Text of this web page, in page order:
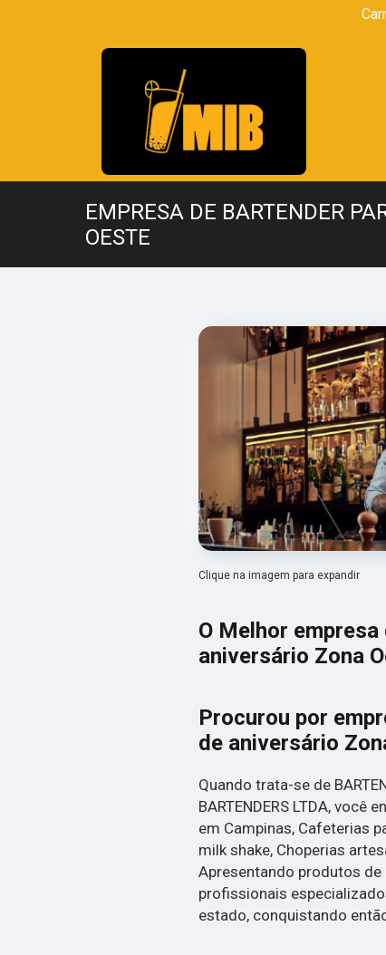
EMPRESA DE BARTENDER
OESTE
Clique na imagem para expandir
O Melhor
aniversário Zona
Procurou por
de aniversário
Quando trata-se de
BARTENDERS LTDA,
em Campinas, Cafeterias
milk shake, Choperias
Apresentando produtos
profissionais
estado, conquistando